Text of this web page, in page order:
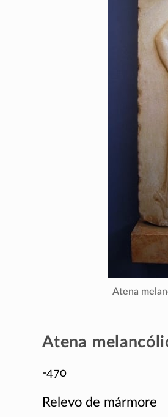
Atena
Atena
-470
Relevo de mármore